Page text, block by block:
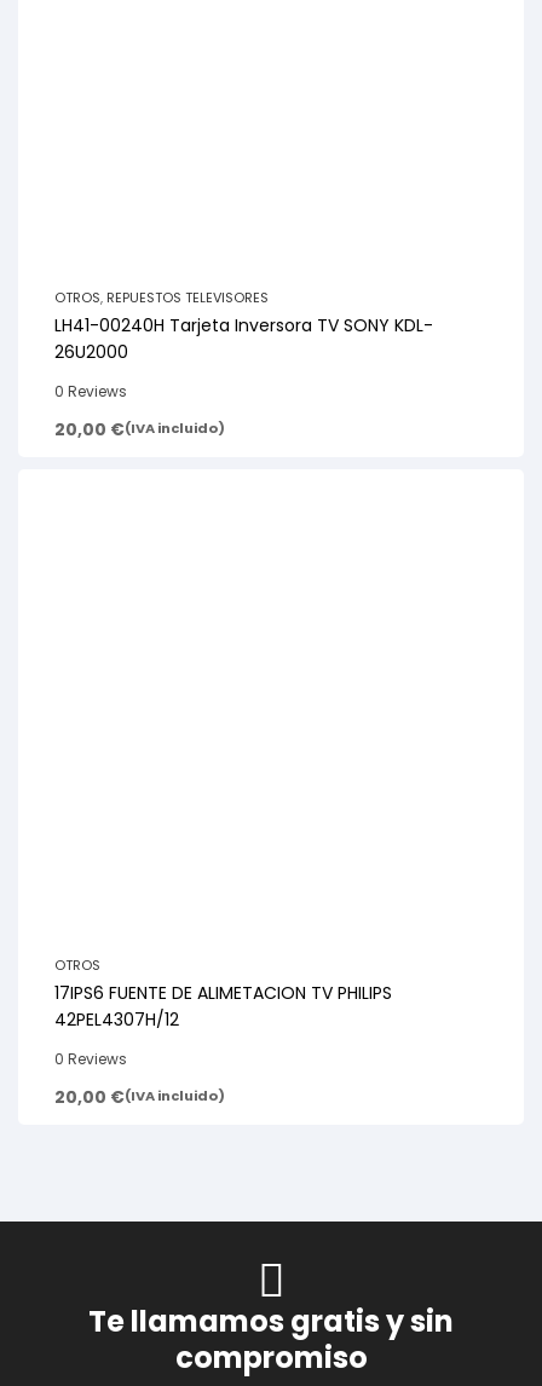
OTROS, REPUESTOS TELEVISORES
LH41-00240H Tarjeta Inversora TV SONY KDL-
26U2000
0 Reviews
20,00 €(IVA incluido)
OTROS
17IPS6 FUENTE DE ALIMETACION TV PHILIPS
42PEL4307H/12
0 Reviews
20,00 €(IVA incluido)
Te llamamos gratis y sin
compromiso